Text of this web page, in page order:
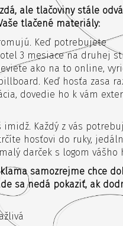
ale tlačoviny stále
tlačené materiály:
Keď potrebujete
3 mesiace na druhej
ako na to online,
Keď hosťa zasa
dovedie ho k vám
imidž. Každý z vás
hosťovi do ruky,
darček s logom vášho
samozrejme chce
sa nedá pokaziť, ak